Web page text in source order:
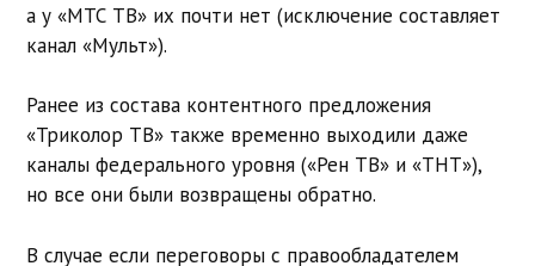
а у «МТС ТВ» их почти нет (исключение составляет
канал «Мульт»).
Ранее из состава контентного предложения
«Триколор ТВ» также временно выходили даже
каналы федерального уровня («Рен ТВ» и «ТНТ»),
но все они были возвращены обратно.
В случае если переговоры с правообладателем